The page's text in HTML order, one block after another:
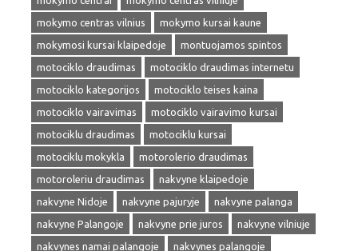
mokymo centras vilnius
mokymo kursai kaune
mokymosi kursai klaipedoje
montuojamos spintos
motociklo draudimas
motociklo draudimas internetu
motociklo kategorijos
motociklo teises kaina
motociklo vairavimas
motociklo vairavimo kursai
motociklu draudimas
motociklu kursai
motociklu mokykla
motorolerio draudimas
motoroleriu draudimas
nakvyne klaipedoje
nakvyne Nidoje
nakvyne pajuryje
nakvyne palanga
nakvyne Palangoje
nakvyne prie juros
nakvyne vilniuje
nakvynes namai palangoje
nakvynes palangoje